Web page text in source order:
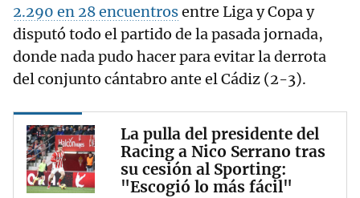
2.290 en 28 encuentrosentre Liga y Copa y
disputó todo el partido de la pasada jornada,
donde nada pudo hacer para evitar la derrota
del conjunto cántabro ante el Cádiz (2-3).
La pulla del presidente del
Racing a Nico Serrano tras
su cesión al Sporting:
"Escogió lo más fácil"